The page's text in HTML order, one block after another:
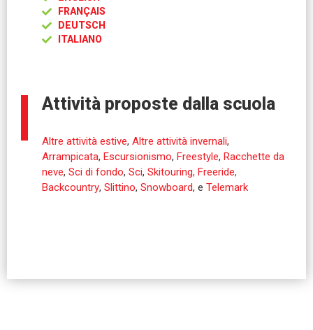
FRANÇAIS
DEUTSCH
ITALIANO
Attività proposte dalla scuola
Altre attività estive, Altre attività invernali,
Arrampicata, Escursionismo, Freestyle, Racchette da
neve, Sci di fondo, Sci, Skitouring, Freeride,
Backcountry, Slittino, Snowboard, e Telemark